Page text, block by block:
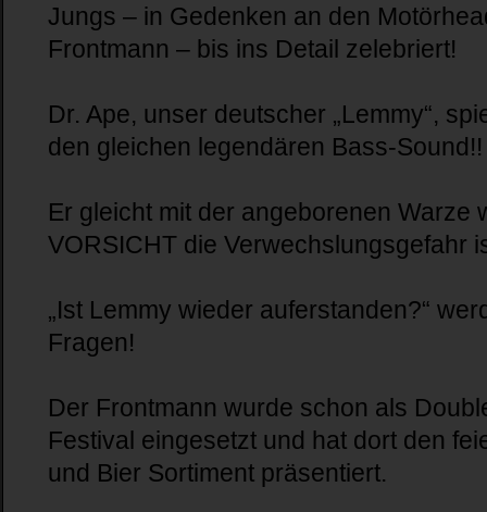
Jungs – in Gedenken an den
Frontmann – bis ins Detail zelebriert!
Dr. Ape, unser deutscher „Lemmy“,
den gleichen legendären Bass-Sound!!
Er gleicht mit der angeborenen Warze
VORSICHT die Verwechslungsgefahr
„Ist Lemmy wieder auferstanden?“
Fragen!
Der Frontmann wurde schon als
Festival eingesetzt und hat dort den
und Bier Sortiment präsentiert.